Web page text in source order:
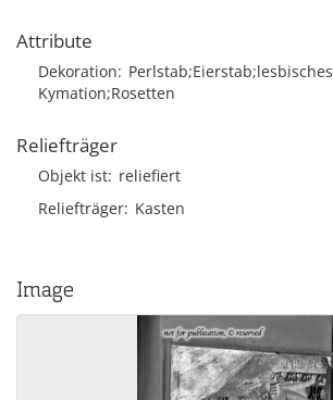
Attribute
Dekoration
Perlstab;Eierstab;lesbisches
Kymation;Rosetten
Reliefträger
Objekt ist reliefiert
Reliefträger Kasten
Image